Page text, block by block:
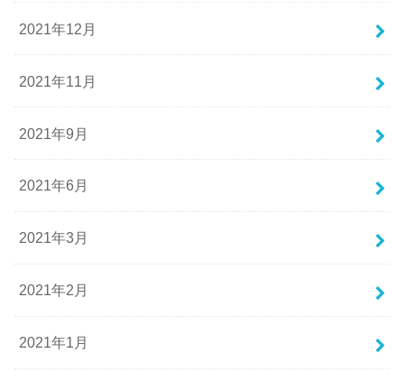
2021年12月
2021年11月
2021年9月
2021年6月
2021年3月
2021年2月
2021年1月